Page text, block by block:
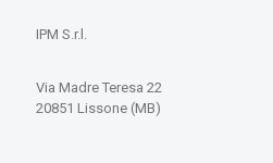
IPM S.r.l.
Via Madre Teresa 22
20851 Lissone (MB)